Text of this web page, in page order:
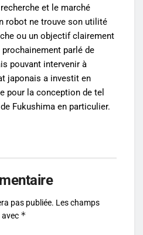
et le marché
robot ne trouve son utilité
ou un objectif clairement
parlé de
pouvant intervenir à
japonais a investit en
pour la conception de tel
Fukushima en particulier.
pas publiée. Les champs
*